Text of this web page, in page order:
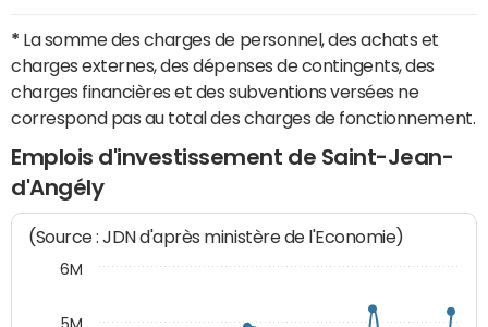
* La somme des charges de personnel, des achats et
charges externes, des dépenses de contingents, des
charges financières et des subventions versées ne
correspond pas au total des charges de fonctionnement.
Emplois d'investissement de Saint-Jean-
d'Angély
(Source : JDN d'après ministère de l'Economie)
6M